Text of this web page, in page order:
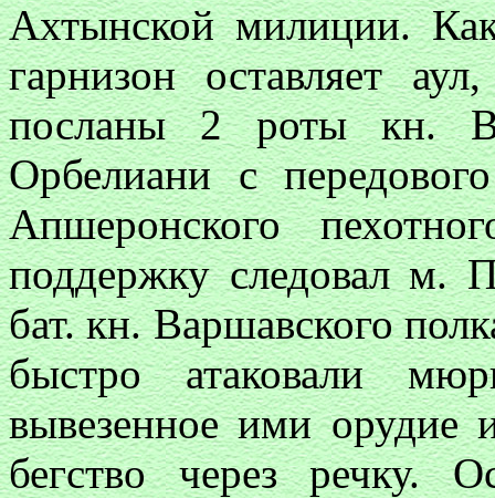
Ахтынской милиции.
гарнизон оставляет
посланы 2 роты кн.
Орбелиани с
Апшеронского
поддержку следовал м.
бат. кн. Варшавского
быстро атаковали
вывезенное ими орудие
бегство через речку.